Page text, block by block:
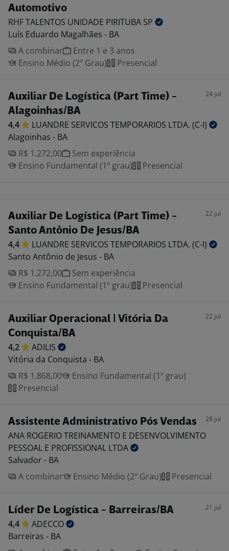
Automotivo
RHF TALENTOS UNIDADE PIRITUBA SP
Luís Eduardo Magalhães - BA
A combinar
Entre 1 e 3 anos
Ensino Médio (2º Grau)
Presencial
Auxiliar De Logística (Part Time) -
Alagoinhas/BA
24 jul
4,4 LUANDRE SERVICOS TEMPORARIOS LTDA. (C-I)
Alagoinhas - BA
R$ 1.272,00
Sem experiência
Ensino Fundamental (1º grau)
Presencial
Auxiliar De Logística (Part Time) -
Santo Antônio De Jesus/BA
22 jul
4,4 LUANDRE SERVICOS TEMPORARIOS LTDA. (C-I)
Santo Antônio de Jesus - BA
R$ 1.272,00
Sem experiência
Ensino Fundamental (1º grau)
Presencial
Auxiliar Operacional | Vitória Da
Conquista/BA
22 jul
4,2
ADILIS
Vitória da Conquista - BA
R$ 1.868,00
Ensino Fundamental (1º grau)
Presencial
Assistente Administrativo Pós Vendas 28 jul
ANA ROGERIO TREINAMENTO E DESENVOLVIMENTO
PESSOAL E PROFISSIONAL LTDA
Salvador - BA
A combinar
Ensino Médio (2º Grau) Presencial
Líder De Logística - Barreiras/BA 21 jul
4,4
ADECCO
Barreiras - BA